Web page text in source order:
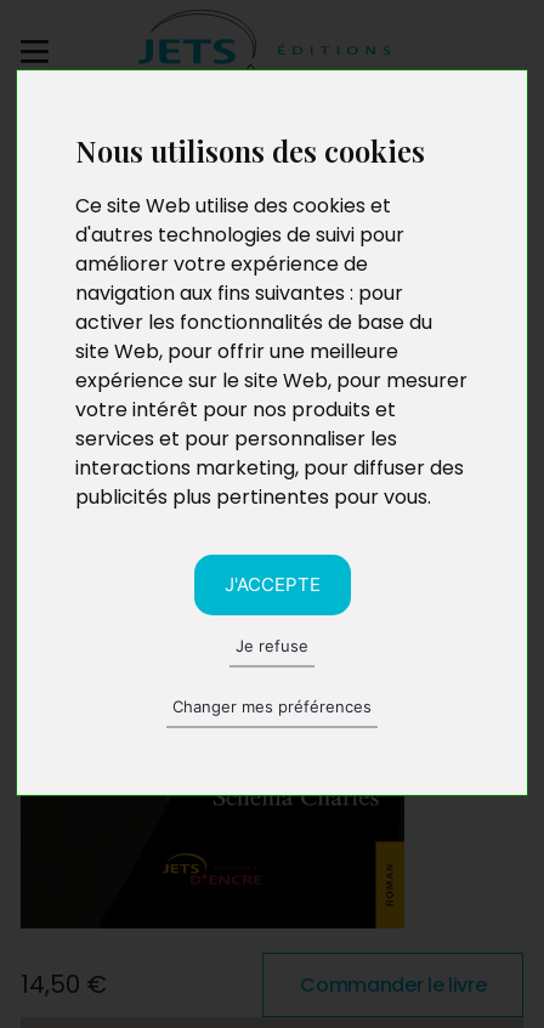
Nous utilisons des cookies
Ce site Web utilise des cookies et
d'autres technologies de suivi pour
améliorer votre expérience de
navigation aux fins suivantes : pour
activer les fonctionnalités de base du
site Web, pour offrir une meilleure
expérience sur le site Web, pour mesurer
votre intérêt pour nos produits et
services et pour personnaliser les
interactions marketing, pour diffuser des
publicités plus pertinentes pour vous.
J'ACCEPTE
Je refuse
Changer mes préférences
manuscrit
Choix ultime
14,50 € Commander le livre